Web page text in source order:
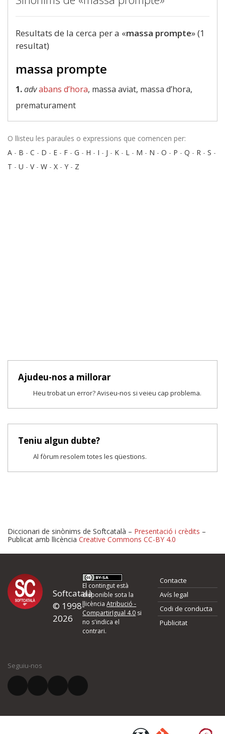
Resultats de la cerca per a «massa prompte» (1
resultat)
massa prompte
1.advabans d’hora, massa aviat, massa d’hora,
prematurament
O llisteu les paraules o expressions que comencen per:
A - B - C - D - E - F - G - H - I - J - K - L - M - N - O - P - Q - R - S -
T - U - V- W - X - Y - Z
Ajudeu-nos a millorar
Heu trobat un error? Aviseu-nos si veieu cap problema.
Teniu algun dubte?
Al fòrum resolem totes les qüestions.
Proposeu-nos millores o
d'errors
Si heu trobat un error o voleu proposar alguna millora, ompliu els
quina és la millora que proposeu o l'error del qual voleu informar-
El vostre correu electrònic *
Diccionari de sinònims de Softcatalà – Presentació i crèdits –
Publicat amb llicència Creative Commons CC-BY 4.0
Softcatalà
© 1998-
2026
El contingut està
disponible sota la
llicènciaAtribució -
CompartirIgual 4.0 si
no s'indica el
contrari.
Contacte
Avís legal
Codi de conducta
Publicitat
Seguiu-nos